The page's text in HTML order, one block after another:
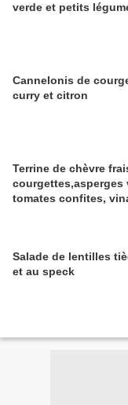
verde et petits
Cannelonis de courgette
curry et citron
Terrine de chèvre
courgettes,asperges
tomates confites,
Salade de lentilles
et au speck